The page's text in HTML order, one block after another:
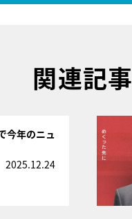
関連記事
今年のニュ
2025.12.24